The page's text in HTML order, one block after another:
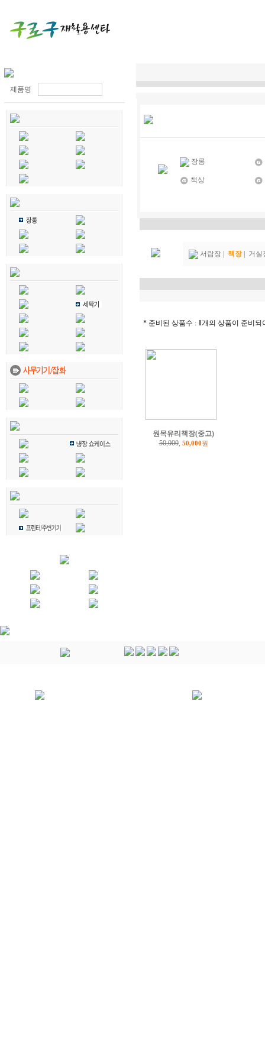
제품명
장롱
책상
서랍장| 책장| 거실
* 준비된 상품수 : 1개의 상품이 준비되
원목유리책장(중고)
50,000, 50,000원